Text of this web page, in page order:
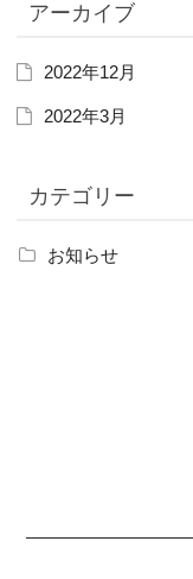
アーカイブ
2022年12月
2022年3月
カテゴリー
お知らせ